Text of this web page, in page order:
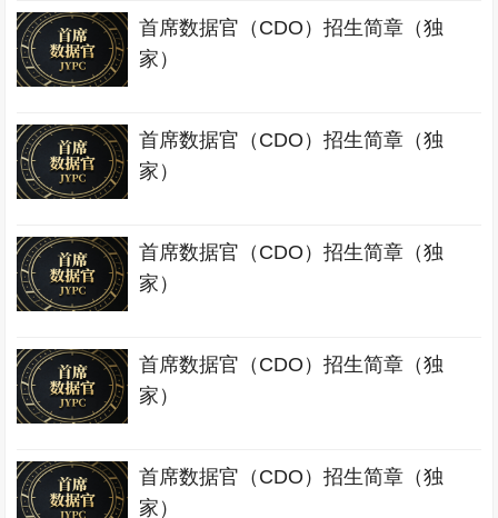
首席数据官（CDO）招生简章（独
家）
首席数据官（CDO）招生简章（独
家）
首席数据官（CDO）招生简章（独
家）
首席数据官（CDO）招生简章（独
家）
首席数据官（CDO）招生简章（独
家）